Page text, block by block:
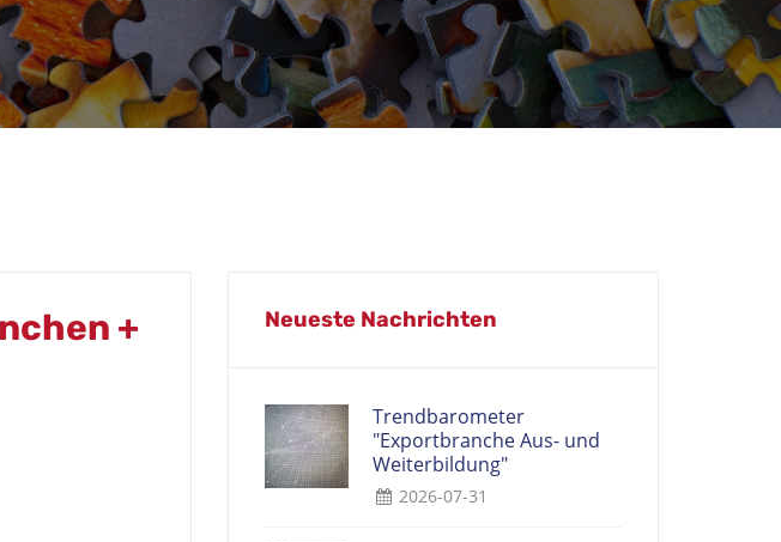
+
Neueste Nachrichten
Trendbarometer
"Exportbranche Aus- und
Weiterbildung"
2026-07-31